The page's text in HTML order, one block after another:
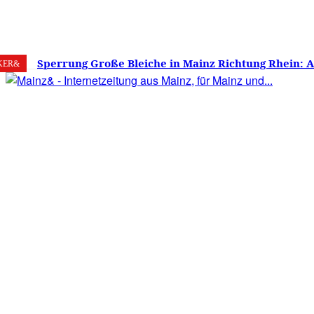
7. August 2026 24.8 Mainz
Sperrung Große Bleiche in Mainz Richtung Rhein:
verwirrt, Mainzer stinksauer – Haben die Mainzer